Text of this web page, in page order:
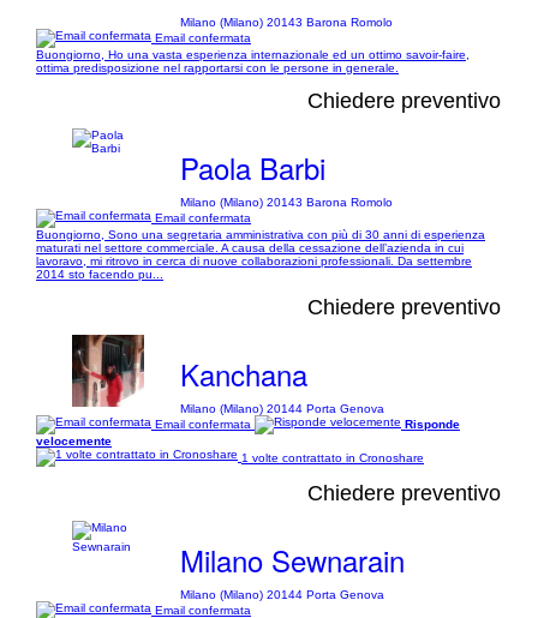
Milano (Milano) 20143 Barona Romolo
Email confermata
Buongiorno, Ho una vasta esperienza internazionale ed un ottimo savoir-faire,
ottima predisposizione nel rapportarsi con le persone in generale.
Chiedere preventivo
Paola Barbi
Milano (Milano) 20143 Barona Romolo
Email confermata
Buongiorno, Sono una segretaria amministrativa con più di 30 anni di esperienza
maturati nel settore commerciale. A causa della cessazione dell’azienda in cui
lavoravo, mi ritrovo in cerca di nuove collaborazioni professionali. Da settembre
2014 sto facendo pu...
Chiedere preventivo
Kanchana
Milano (Milano) 20144 Porta Genova
Email confermata
Risponde
velocemente
1 volte contrattato in Cronoshare
Chiedere preventivo
Milano Sewnarain
Milano (Milano) 20144 Porta Genova
Email confermata